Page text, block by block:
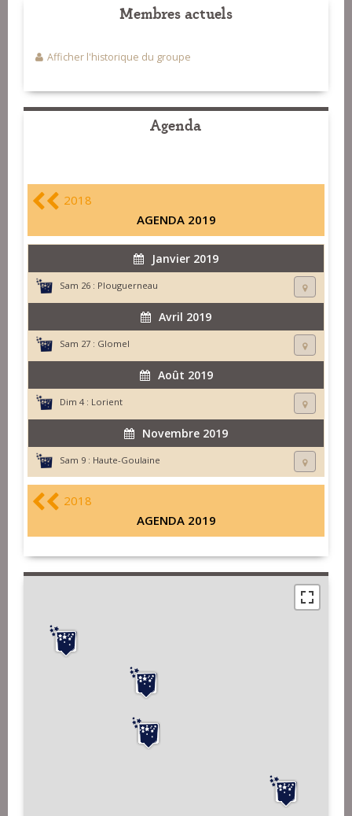
Membres actuels
Afficher l'historique du groupe
Agenda
2018
AGENDA 2019
Janvier 2019
Sam 26 : Plouguerneau
Avril 2019
Sam 27 : Glomel
Août 2019
Dim 4 : Lorient
Novembre 2019
Sam 9 : Haute-Goulaine
2018
AGENDA 2019